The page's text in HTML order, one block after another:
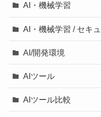
AI・機械学習
AI・機械学習 / セキ
AI/開発環境
AIツール
AIツール比較